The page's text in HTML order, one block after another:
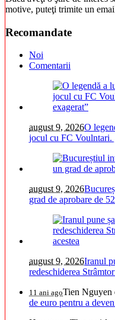
motive, puteţi trimite un
Recomandate
Noi
Comentarii
august 9, 2026O
jocul cu FC Voulntari.
august 9, 2026
grad de aprobare de
august 9, 2026Iranul
redeschiderea
11 ani agoTien Nguyen
de euro pentru a